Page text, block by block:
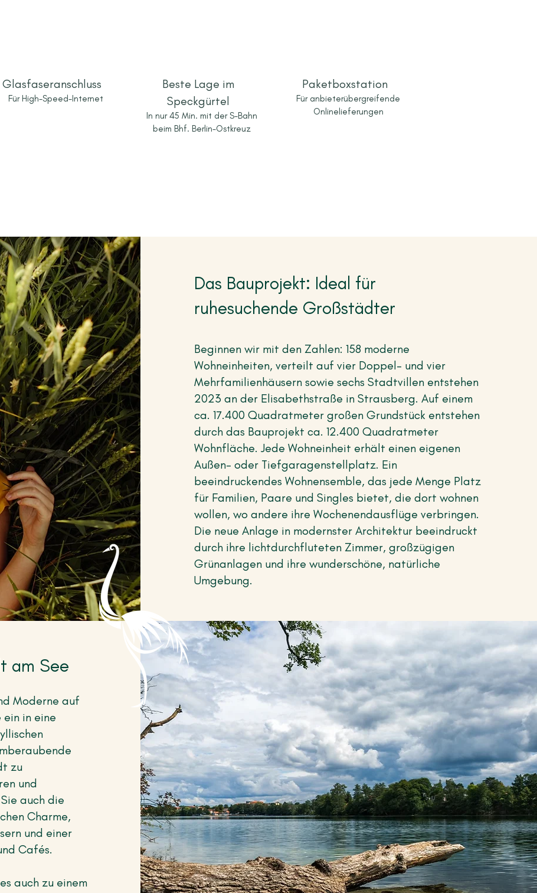
Glasfaseranschluss
Für High-Speed-Internet
Beste Lage im
Speckgürtel
In nur 45 Min. mit der S-Bahn
beim Bhf. Berlin-Ostkreuz
Paketboxstation
Für anbieterübergreifende
Onlinelieferungen
Das Bauprojekt: Ideal für
ruhesuchende Großstädter
Beginnen wir mit den Zahlen: 158 moderne
Wohneinheiten, verteilt auf vier Doppel- und vier
Mehrfamilienhäusern sowie sechs Stadtvillen entstehen
2023 an der Elisabethstraße in Strausberg. Auf einem
ca. 17.400 Quadratmeter großen Grundstück entstehen
durch das Bauprojekt ca. 12.400 Quadratmeter
Wohnfläche. Jede Wohneinheit erhält einen eigenen
Außen- oder Tiefgaragenstellplatz. Ein
beeindruckendes Wohnensemble, das jede Menge Platz
für Familien, Paare und Singles bietet, die dort wohnen
wollen, wo andere ihre Wochenendausflüge verbringen.
Die neue Anlage in modernster Architektur beeindruckt
durch ihre lichtdurchfluteten Zimmer, großzügigen
Grünanlagen und ihre wunderschöne, natürliche
Umgebung.
am See
Moderne auf
in eine
zu
und
auch die
Charme,
und einer
Cafés.
auch zu einem